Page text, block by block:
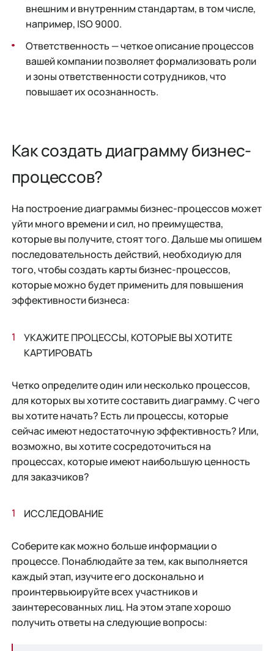
внешним и внутренним стандартам, в том числе,
например, ISO 9000.
Ответственность — четкое описание процессов
вашей компании позволяет формализовать роли
и зоны ответственности сотрудников, что
повышает их осознанность.
Как создать диаграмму бизнес-
процессов?
На построение диаграммы бизнес-процессов может
уйти много времени и сил, но преимущества,
которые вы получите, стоят того. Дальше мы опишем
последовательность действий, необходиую для
того, чтобы создать карты бизнес-процессов,
которые можно будет применить для повышения
эффективности бизнеса:
УКАЖИТЕ ПРОЦЕССЫ, КОТОРЫЕ ВЫ ХОТИТЕ
КАРТИРОВАТЬ
Четко определите один или несколько процессов,
для которых вы хотите составить диаграмму. С чего
вы хотите начать? Есть ли процессы, которые
сейчас имеют недостаточную эффективность? Или,
возможно, вы хотите сосредоточиться на
процессах, которые имеют наибольшую ценность
для заказчиков?
ИССЛЕДОВАНИЕ
Соберите как можно больше информации о
процессе. Понаблюдайте за тем, как выполняется
каждый этап, изучите его досконально и
проинтервьюируйте всех участников и
заинтересованных лиц. На этом этапе хорошо
получить ответы на следующие вопросы: